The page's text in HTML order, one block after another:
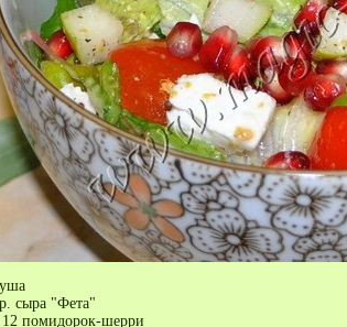
сыра "Фета"
12 помидорок-шерри